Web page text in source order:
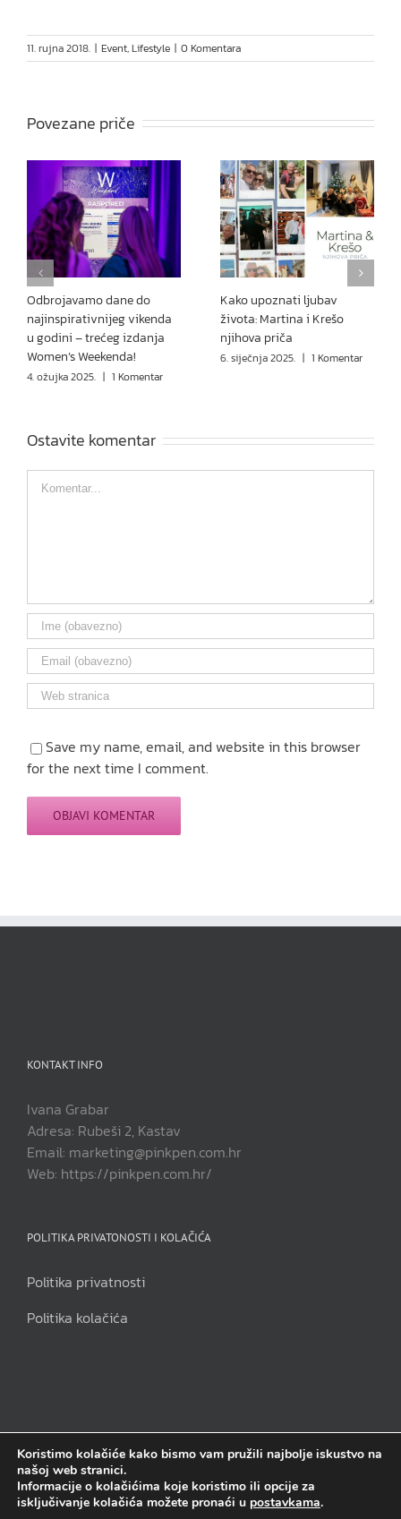
11. rujna 2018. | Event,Lifestyle | 0 Komentara
Povezane priče
Odbrojavamo dane do
najinspirativnijeg vikenda
u godini – trećeg izdanja
Women’s Weekenda!
4. ožujka 2025. | 1 Komentar
Kako upoznati ljubav
života: Martina i Krešo
njihova priča
6. siječnja 2025. | 1 Komentar
Ostavite komentar
Comment
Save my name, email, and website in this browser
for the next time I comment.
KONTAKT INFO
Ivana Grabar
Adresa: Rubeši 2, Kastav
Email: marketing@pinkpen.com.hr
Web: https://pinkpen.com.hr/
POLITIKA PRIVATONOSTI I KOLAČIĆA
Politika privatnosti
Politika kolačića
Pink Pen j.d.o.o | Sva prava pridržana | Copyright 2014. - 2023.
Koristimo kolačiće kako bismo vam pružili najbolje iskustvo na
našoj web stranici.
Informacije o kolačićima koje koristimo ili opcije za
isključivanje kolačića možete pronaći u postavkama.